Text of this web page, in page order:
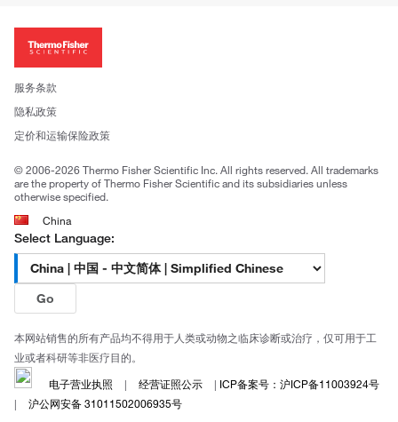
新闻
社会责任
服务条款
隐私政策
定价和运输保险政策
© 2006-2026 Thermo Fisher Scientific Inc. All rights reserved. All trademarks
are the property of Thermo Fisher Scientific and its subsidiaries unless
otherwise specified.
China
Select Language:
Go
本网站销售的所有产品均不得用于人类或动物之临床诊断或治疗，仅可用于工
业或者科研等非医疗目的。
电子营业执照
| 经营证照公示 | ICP备案号：沪ICP备11003924号
|
沪公网安备 31011502006935号